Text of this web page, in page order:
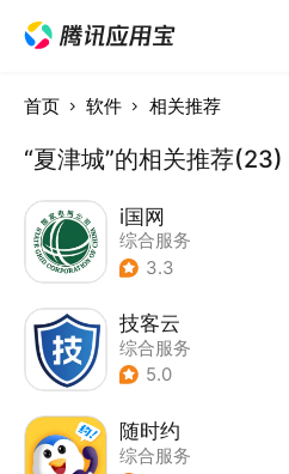
首页 软件 相关推荐
“夏津城”的相关推荐(23)
i国网
综合服务
3.3
技客云
综合服务
5.0
随时约
综合服务